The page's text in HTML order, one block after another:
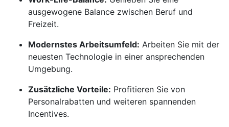
ausgewogene Balance zwischen Beruf und
Freizeit.
Modernstes Arbeitsumfeld: Arbeiten Sie mit der
neuesten Technologie in einer ansprechenden
Umgebung.
Zusätzliche Vorteile: Profitieren Sie von
Personalrabatten und weiteren spannenden
Incentives.